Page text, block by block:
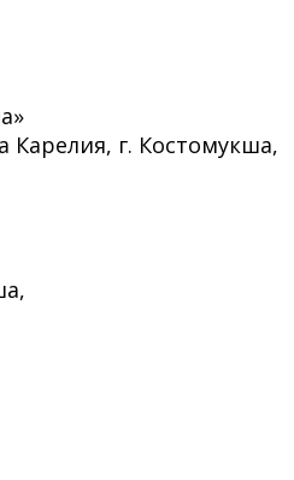
Карелия, г. Костомукша,